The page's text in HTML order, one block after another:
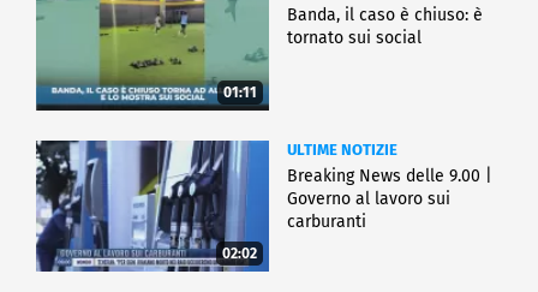
01:11
Banda, il caso è chiuso: è
tornato sui social
02:02
ULTIME NOTIZIE
Breaking News delle 9.00 |
Governo al lavoro sui
carburanti